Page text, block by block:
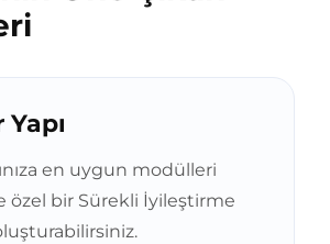
en uygun modülleri
özel bir Sürekli İyileştirme